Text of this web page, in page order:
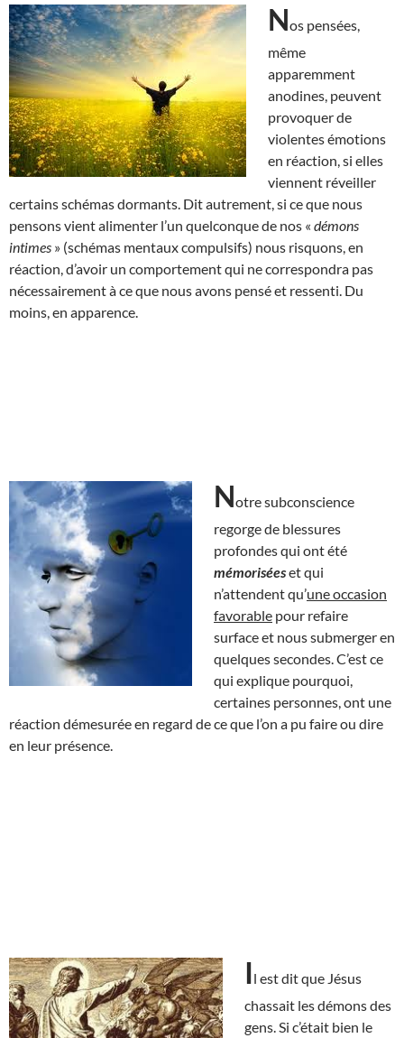
Nos pensées,
même
apparemment
anodines, peuvent
provoquer de
violentes émotions
en réaction, si elles
viennent réveiller
certains schémas dormants. Dit autrement, si ce que nous
pensons vient alimenter l’un quelconque de nos « démons
intimes » (schémas mentaux compulsifs) nous risquons, en
réaction, d’avoir un comportement qui ne correspondra pas
nécessairement à ce que nous avons pensé et ressenti. Du
moins, en apparence.
Notre subconscience
regorge de blessures
profondes qui ont été
mémoriséeset qui
n’attendent qu’une occasion
favorable pour refaire
surface et nous submerger en
quelques secondes. C’est ce
qui explique pourquoi,
certaines personnes, ont une
réaction démesurée en regard de ce que l’on a pu faire ou dire
en leur présence.
Il est dit que Jésus
chassait les démons des
gens. Si c’était bien le